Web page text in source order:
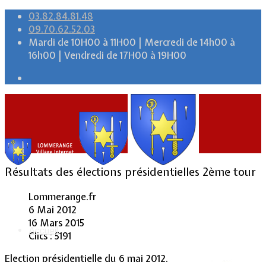
03.82.84.81.48
09.70.62.52.03
Mardi de 10H00 à 11H00 | Mercredi de 14h00 à
16h00 | Vendredi de 17H00 à 19H00
Accueil
Résultats des élections présidentielles 2ème tour
Lommerange.fr
6 Mai 2012
16 Mars 2015
Clics : 5191
Election présidentielle du 6 mai 2012.